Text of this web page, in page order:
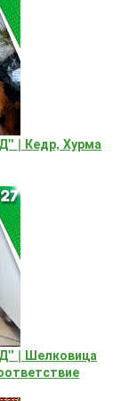
| Кедр, Хурма
| Шелковица